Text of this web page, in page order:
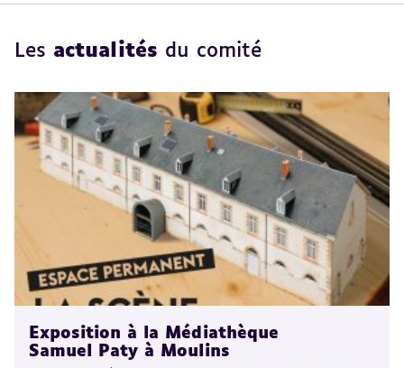
Les actualités du comité
Exposition à la Médiathèque
Samuel Paty à Moulins